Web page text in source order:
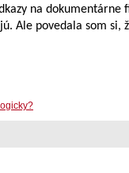
na
Ale povedala som si,